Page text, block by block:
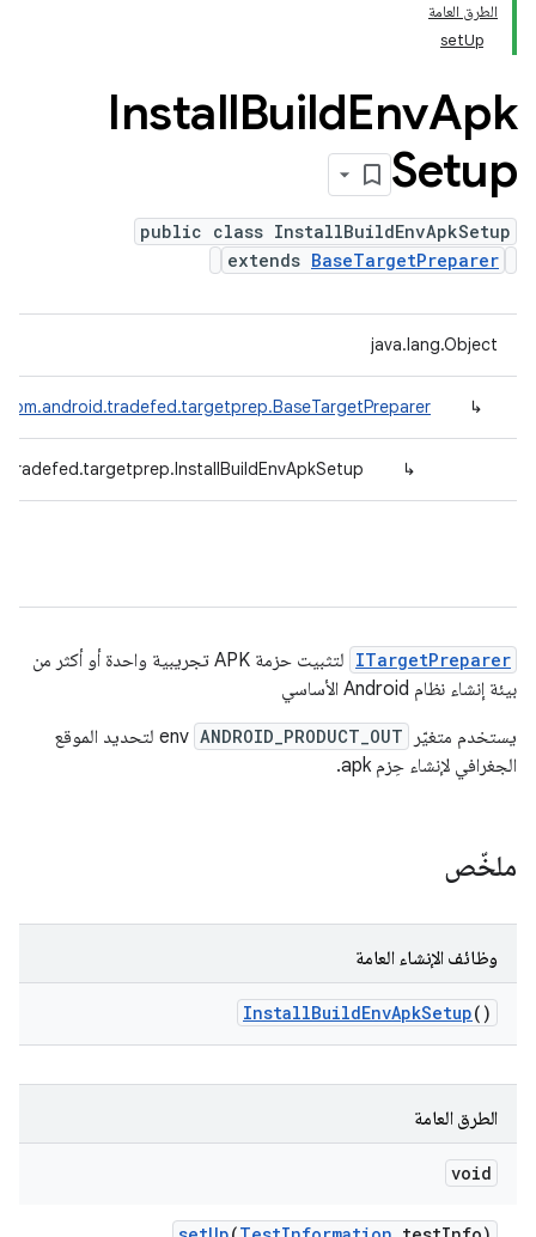
الطرق العامة
setUp
InstallBuildEnvApk
Setup
public class InstallBuildEnvApkSetup
extends BaseTargetPreparer
java.lang.Object
↳
com.android.tradefed.targetprep.BaseTargetPreparer
↳
ITargetPreparer
لتثبيت حزمة APK تجريبية واحدة أو أكثر من
بيئة إنشاء نظام Android الأساسي
يستخدم متغيّر
ANDROID_PRODUCT_OUT
env لتحديد الموقع
الجغرافي لإنشاء حِزم apk.
ملخّص
وظائف الإنشاء العامة
InstallBuildEnvApkSetup()
الطرق العامة
void